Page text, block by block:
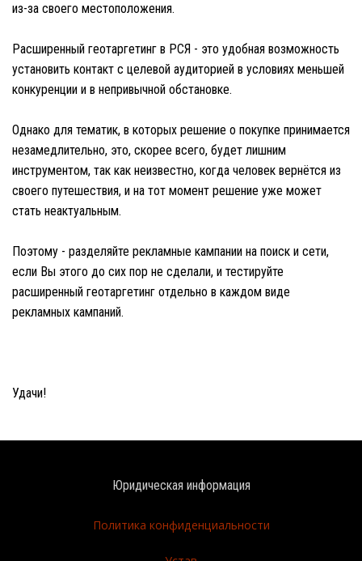
из-за своего местоположения.
Расширенный геотаргетинг в РСЯ - это удобная возможность
установить контакт с целевой аудиторией в условиях меньшей
конкуренции и в непривычной обстановке.
Однако для тематик, в которых решение о покупке принимается
незамедлительно, это, скорее всего, будет лишним
инструментом, так как неизвестно, когда человек вернётся из
своего путешествия, и на тот момент решение уже может
стать неактуальным.
Поэтому - разделяйте рекламные кампании на поиск и сети,
если Вы этого до сих пор не сделали, и тестируйте
расширенный геотаргетинг отдельно в каждом виде
рекламных кампаний.
Удачи!
Юридическая информация
Политика конфиденциальности